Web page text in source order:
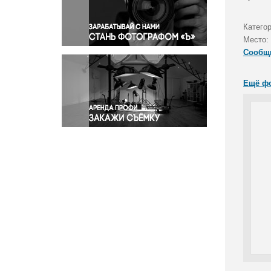
Правосудие
Происшествия и конфликты
Религия
Светская жизнь
Спорт
Экология
Экономика и бизнес
Место:
Ещё